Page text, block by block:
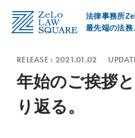
法律事務所
最先端の法務
C
RELEASE : 2021.01.02
年始のご挨拶
り返る。